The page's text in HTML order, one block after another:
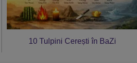
10 Tulpini Cerești în BaZi